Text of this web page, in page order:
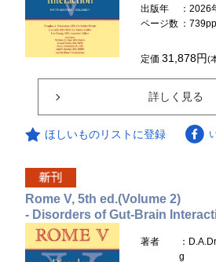
出版年
：2026
ページ数 ：739pp.
定価31,878円(
詳しく見る
ほしいものリストに登録
Rome V, 5th ed.(Volume 2)
- Disorders of Gut-Brain
著者
：
g